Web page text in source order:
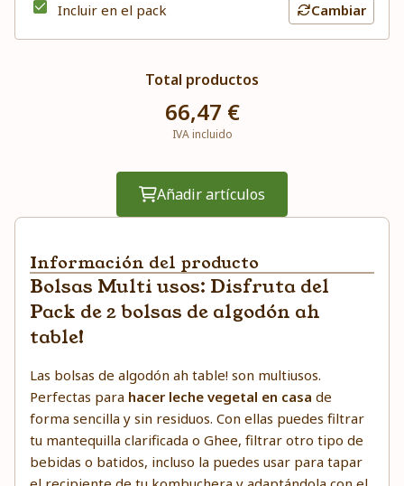
Incluir en el pack Cambiar
Total productos
66,47 €
IVA incluido
Añadir artículos
Información del producto
Bolsas Multi usos: Disfruta del
Pack de 2 bolsas de algodón ah
table!
Las bolsas de algodón ah table! son multiusos.
Perfectas para hacer leche vegetal en casa de
forma sencilla y sin residuos. Con ellas puedes filtrar
tu mantequilla clarificada o Ghee, filtrar otro tipo de
bebidas o batidos, incluso la puedes usar para tapar